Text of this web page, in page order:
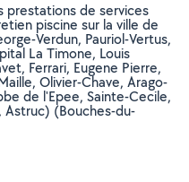
prestations de services
piscine sur la ville de
Verdun, Pauriol-Vertus,
La Timone, Louis
Ferrari, Eugene Pierre,
Olivier-Chave, Arago-
de l'Epee, Sainte-Cecile,
Astruc) (Bouches-du-